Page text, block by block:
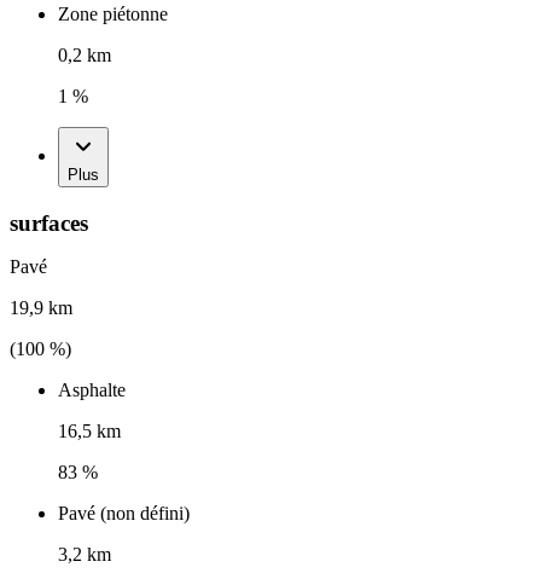
Zone piétonne
0,2 km
1 %
Plus
surfaces
Pavé
19,9 km
(100 %)
Asphalte
16,5 km
83 %
Pavé (non défini)
3,2 km